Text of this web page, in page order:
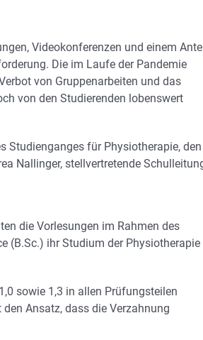
Videokonferenzen und einem
Die im Laufe der Pandemie
von Gruppenarbeiten und das
von den Studierenden lobenswert
Studienganges für Physiotherapie, den
Nallinger, stellvertretende
die Vorlesungen im Rahmen des
(B.Sc.) ihr Studium der Physiotherapie
sowie 1,3 in allen Prüfungsteilen
Ansatz, dass die Verzahnung